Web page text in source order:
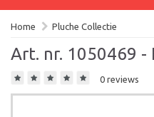
Home Pluche Collectie
Art. nr. 1050469
0 reviews